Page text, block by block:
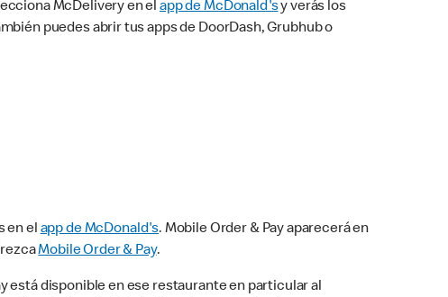
McDelivery en elapp de McDonald'sy verás los
puedes abrir tus apps de DoorDash, Grubhub o
en elapp de McDonald's. Mobile Order & Pay aparecerá en
Mobile Order & Pay.
está disponible en ese restaurante en particular al